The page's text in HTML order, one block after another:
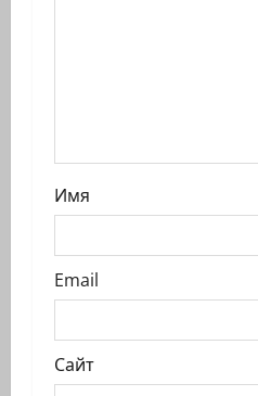
Имя
Email
Сайт